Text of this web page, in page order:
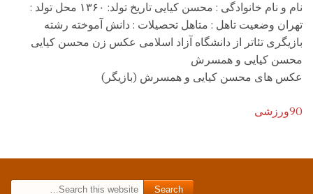
نام و نام خانوادگی : محسن کیایی تاریخ تولد: ۱۳۶۰ محل تولد :
تهران وضعیت تاهل : متاهل تحصیلات : دانش آموخته رشته
بازیگری تئاتر از دانشگاه آزاد اسلامی عکس زن محسن کیایی
محسن کیایی و همسرش
عکس های محسن کیایی و همسرش (بازیگر)
90ورزشی